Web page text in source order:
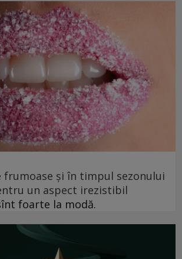
frumoase şi în timpul sezonului
un aspect irezistibil
foarte la modă.